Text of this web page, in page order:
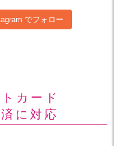
でフォロー
カード
に対応